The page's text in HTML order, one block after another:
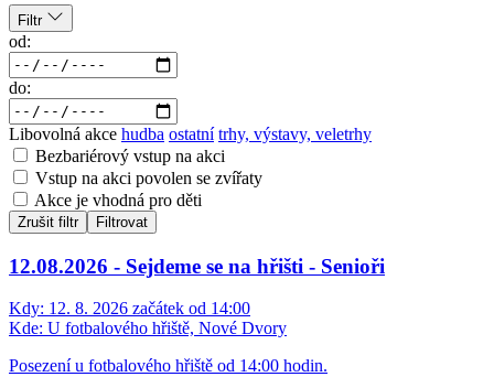
Filtr
od:
do:
Libovolná akce hudba ostatní trhy, výstavy, veletrhy
Bezbariérový vstup na akci
Vstup na akci povolen se zvířaty
Akce je vhodná pro děti
Zrušit filtr Filtrovat
12.08.2026 - Sejdeme se na hřišti - Senioři
Kdy: 12. 8. 2026 začátek od 14:00
Kde: U fotbalového hřiště, Nové Dvory
Posezení u fotbalového hřiště od 14:00 hodin.